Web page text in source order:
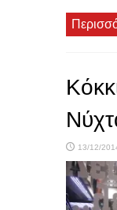
13/12/